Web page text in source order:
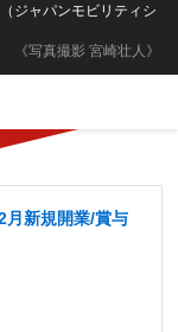
《写真撮影 宮崎壮人》
ジャパンモビリティシ
月新規開業/賞与